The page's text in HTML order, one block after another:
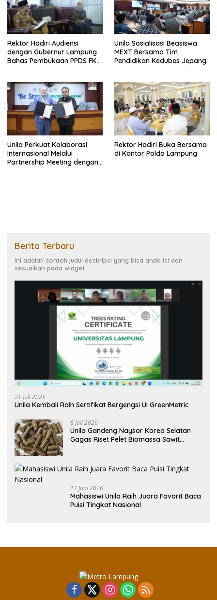
Rektor Hadiri Audiensi
dengan Gubernur Lampung
Bahas Pembukaan PPDS FK
Unila Sosialisasi Beasiswa
MEXT Bersama Tim
Pendidikan Kedubes Jepang
Unila Perkuat Kolaborasi
Internasional Melalui
Partnership Meeting dengan
Rektor Hadiri Buka Bersama
di Kantor Polda Lampung
Berita Terbaru
Ini adalah contoh judul deskripsi yang bisa anda isi dan
sesuaikan pada widget
21 Juli 2026
Unila Kembali Raih Sertifikat Bergengsi UI GreenMetric
8 Juli 2026
Unila Gandeng Naysor Korea Selatan
Gagas Riset Pelet Biomassa Sawit
17 Juni 2026
Mahasiswi Unila Raih Juara Favorit Baca
Puisi Tingkat Nasional